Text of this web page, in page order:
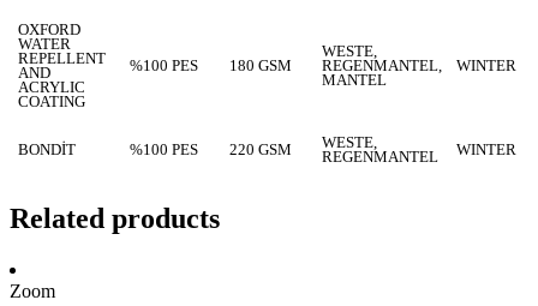
OXFORD
WATER
REPELLENT
AND
ACRYLIC
COATING
%100 PES 180 GSM
WESTE,
REGENMANTEL,
MANTEL
WINTER
BONDİT %100 PES 220 GSM
WESTE,
REGENMANTEL
WINTER
Related products
Zoom